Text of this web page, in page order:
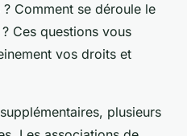
Comment se déroule le
Ces questions vous
vos droits et
plusieurs